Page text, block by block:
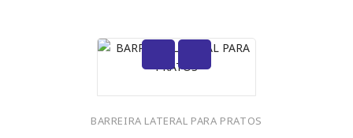
BARREIRA LATERAL PARA PRATOS